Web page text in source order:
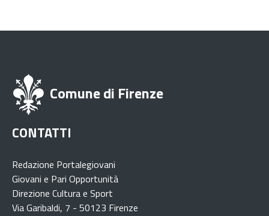
Comune di Firenze
CONTATTI
Redazione Portalegiovani
Giovani e Pari Opportunità
Direzione Cultura e Sport
Via Garibaldi, 7 - 50123 Firenze